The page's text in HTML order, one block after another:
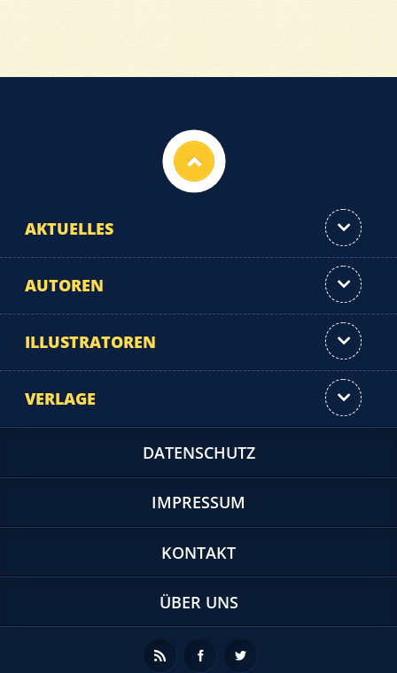
AKTUELLES
AUTOREN
ILLUSTRATOREN
VERLAGE
DATENSCHUTZ
IMPRESSUM
KONTAKT
ÜBER UNS
Feed